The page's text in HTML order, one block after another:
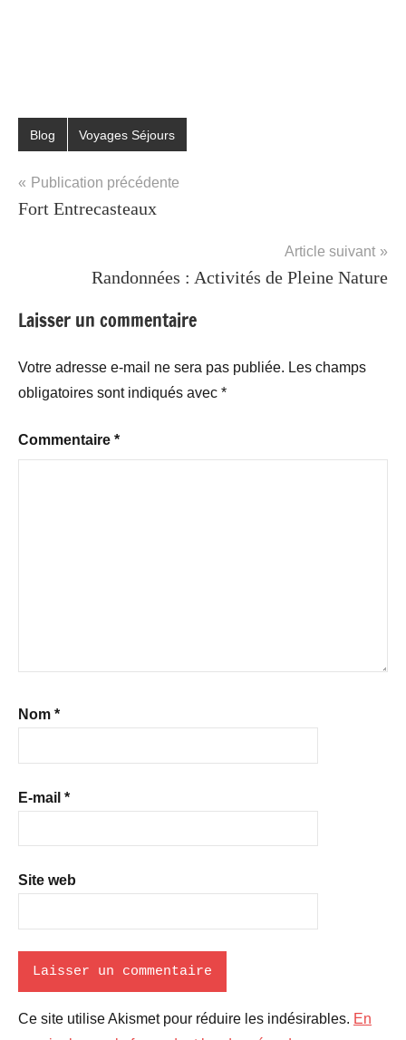
Étiqueté
Loisirs,
Séjours,
Blog Voyages Séjours
Navigation
de
Publication précédente
Fort Entrecasteaux
Article suivant
Randonnées : Activités de Pleine Nature
Laisser un commentaire
Votre adresse e-mail ne sera pas publiée. Les champs
obligatoires sont indiqués avec *
Commentaire *
Nom *
E-mail *
Site web
Ce site utilise Akismet pour réduire les indésirables. En